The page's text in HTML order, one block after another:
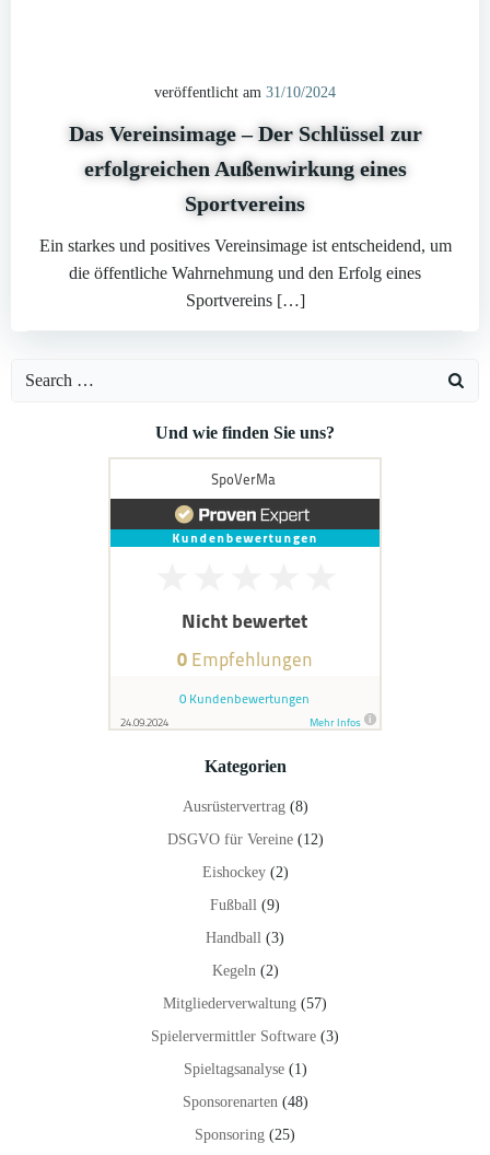
veröffentlicht am 31/10/2024
Das Vereinsimage – Der Schlüssel zur
erfolgreichen Außenwirkung eines
Sportvereins
Ein starkes und positives Vereinsimage ist entscheidend, um
die öffentliche Wahrnehmung und den Erfolg eines
Sportvereins […]
Search
Und wie finden Sie uns?
Kategorien
Ausrüstervertrag(8)
DSGVO für Vereine(12)
Eishockey(2)
Fußball (9)
Handball (3)
Kegeln(2)
Mitgliederverwaltung (57)
Spielervermittler Software (3)
Spieltagsanalyse(1)
Sponsorenarten(48)
Sponsoring (25)